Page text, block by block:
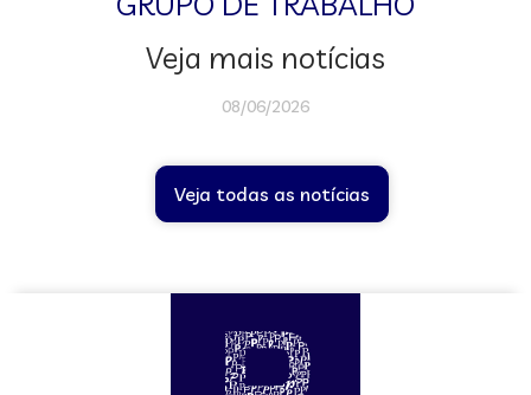
Veja mais notícias
08/06/2026
Veja todas as notícias